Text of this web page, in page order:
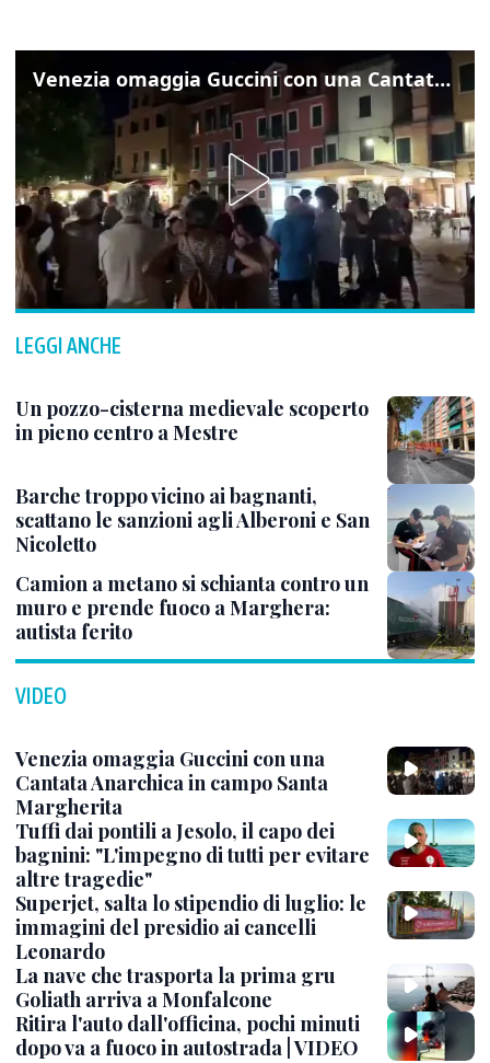
Venezia omaggia Guccini con una Cantata Anarchica in campo Santa Margherita
LEGGI ANCHE
Un pozzo-cisterna medievale scoperto
in pieno centro a Mestre
Barche troppo vicino ai bagnanti,
scattano le sanzioni agli Alberoni e San
Nicoletto
Camion a metano si schianta contro un
muro e prende fuoco a Marghera:
autista ferito
VIDEO
Venezia omaggia Guccini con una
Cantata Anarchica in campo Santa
Margherita
Tuffi dai pontili a Jesolo, il capo dei
bagnini: "L'impegno di tutti per evitare
altre tragedie"
Superjet, salta lo stipendio di luglio: le
immagini del presidio ai cancelli
Leonardo
La nave che trasporta la prima gru
Goliath arriva a Monfalcone
Ritira l'auto dall'officina, pochi minuti
dopo va a fuoco in autostrada | VIDEO